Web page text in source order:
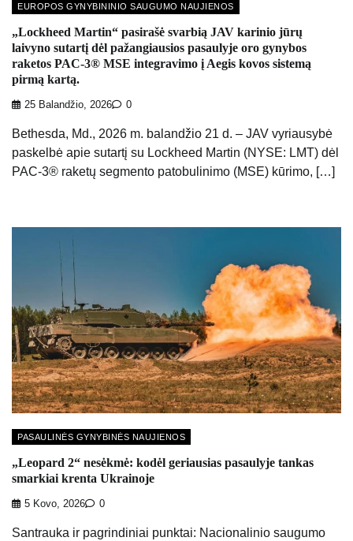
EUROPOS GYNYBININIO SAUGUMO NAUJIENOS
„Lockheed Martin“ pasirašė svarbią JAV karinio jūrų
laivyno sutartį dėl pažangiausios pasaulyje oro gynybos
raketos PAC-3® MSE integravimo į Aegis kovos sistemą
pirmą kartą.
25 Balandžio, 2026 0
Bethesda, Md., 2026 m. balandžio 21 d. – JAV vyriausybė
paskelbė apie sutartį su Lockheed Martin (NYSE: LMT) dėl
PAC-3® raketų segmento patobulinimo (MSE) kūrimo, […]
PASAULINĖS GYNYBINĖS NAUJIENOS
„Leopard 2“ nesėkmė: kodėl geriausias pasaulyje tankas
smarkiai krenta Ukrainoje
5 Kovo, 2026 0
Santrauka ir pagrindiniai punktai: Nacionalinio saugumo